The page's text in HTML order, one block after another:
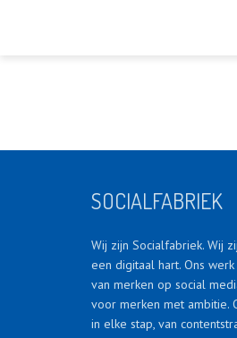
SOCIALFABRIEK
Wij zijn Socialfabriek. Wij
een digitaal hart. Ons
van merken op social
voor merken met ambitie.
in elke stap, van